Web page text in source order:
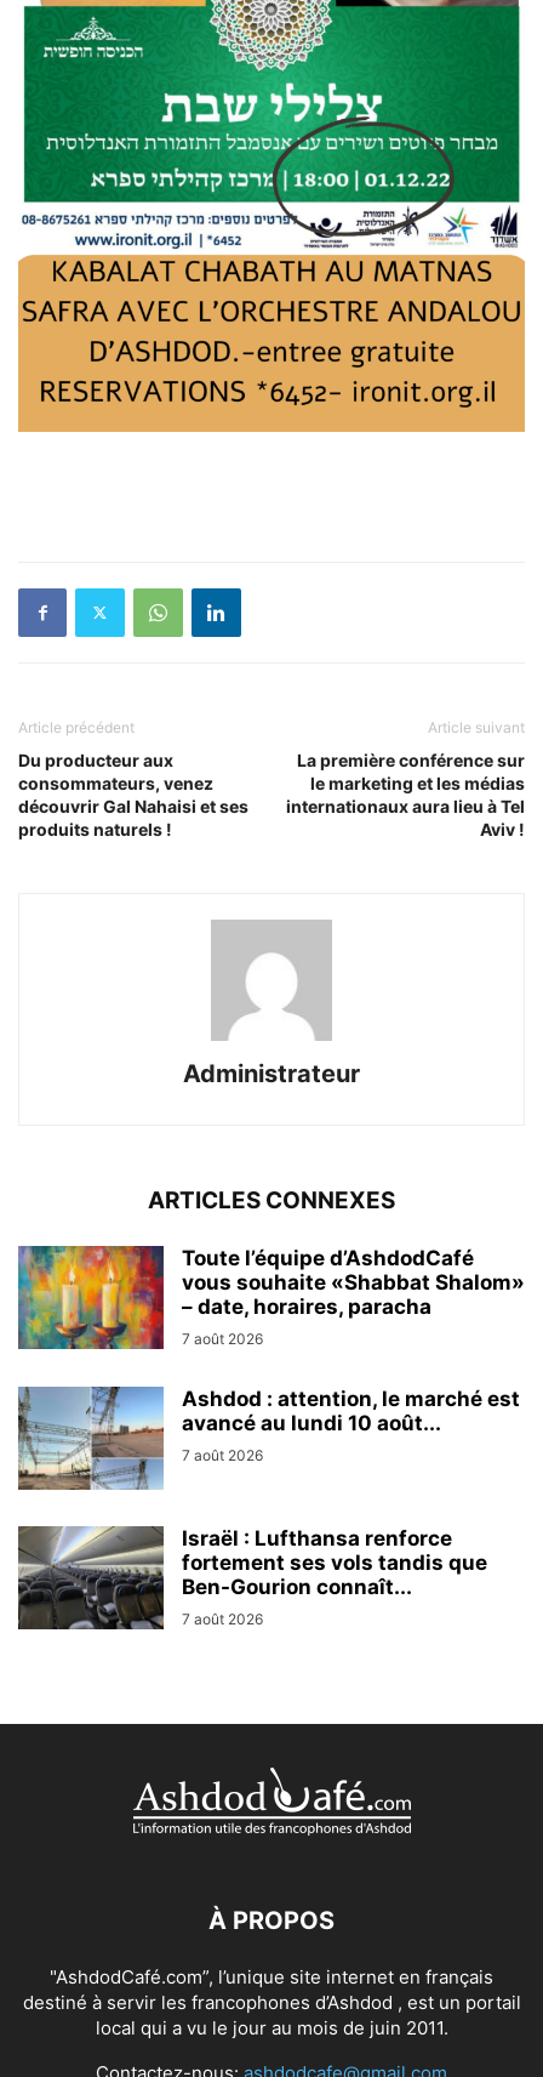
Article précédent
Du producteur aux
consommateurs, venez
découvrir Gal Nahaisi et ses
produits naturels !
Article suivant
La première conférence sur
le marketing et les médias
internationaux aura lieu à Tel
Aviv !
Administrateur
ARTICLES CONNEXES
Toute l’équipe d’AshdodCafé
vous souhaite «Shabbat Shalom»
– date, horaires, paracha
7 août 2026
Ashdod : attention, le marché est
avancé au lundi 10 août...
7 août 2026
Israël : Lufthansa renforce
fortement ses vols tandis que
Ben-Gourion connaît...
7 août 2026
À PROPOS
"AshdodCafé.com”, l’unique site internet en français
destiné à servir les francophones d’Ashdod , est un portail
local qui a vu le jour au mois de juin 2011.
Contactez-nous: ashdodcafe@gmail.com